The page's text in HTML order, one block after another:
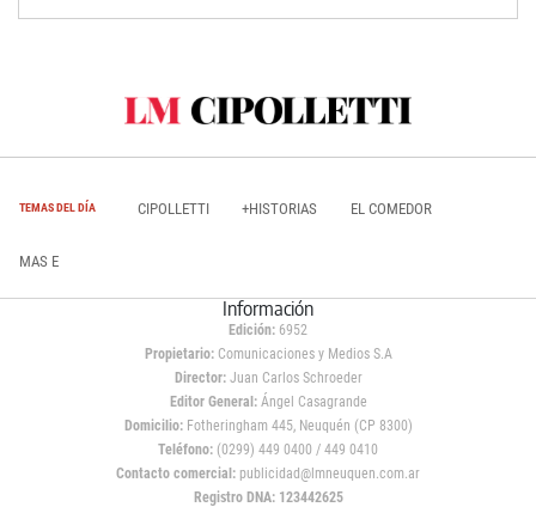
TEMAS DEL DÍA CIPOLLETTI +HISTORIAS EL COMEDOR
MAS E
Información
Edición: 6952
Propietario:Comunicaciones y Medios S.A
Director: Juan Carlos Schroeder
Editor General:Ángel Casagrande
Domicilio:Fotheringham 445, Neuquén (CP 8300)
Teléfono: (0299) 449 0400 / 449 0410
Contacto comercial: publicidad@lmneuquen.com.ar
Registro DNA: 123442625